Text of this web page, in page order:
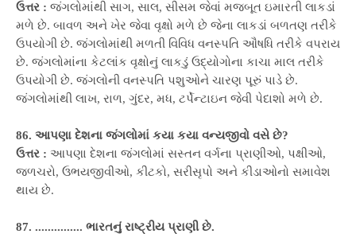
ઉત્તર : જંગલોમાંથી સાગ, સાલ, સીસમ જેવાં મજબૂત ઇમારતી લાકડાં
મળે છે. બાવળ અને ખેર જેવા વૃક્ષો મળે છે જેના લાકડાં બળતણ તરીકે
ઉપયોગી છે. જંગલોમાંથી મળતી વિવિધ વનસ્પતિ ઔષધિ તરીકે વપરાય
છે. જંગલોમાંના કેટલાંક વૃક્ષોનું લાકડું ઉદ્યોગોના કાચા માલ તરીકે
ઉપયોગી છે. જંગલોની વનસ્પતિ પશુઓને ચારણ પૂરું પાડે છે.
જંગલોમાંથી લાખ, રાળ, ગુંદર, મધ, ટર્પેન્ટાઇન જેવી પેદાશો મળે છે.
86. આપણા દેશના જંગલોમાં કયા કયા વન્યજીવો વસે છે?
ઉત્તર : આપણા દેશના જંગલોમાં સસ્તન વર્ગના પ્રાણીઓ, પક્ષીઓ,
જળચરો, ઉભયજીવીઓ, કીટકો, સરીસૃપો અને કીડાઓનો સમાવેશ
થાય છે.
87. ............... ભારતનું રાષ્ટ્રીય પ્રાણી છે.